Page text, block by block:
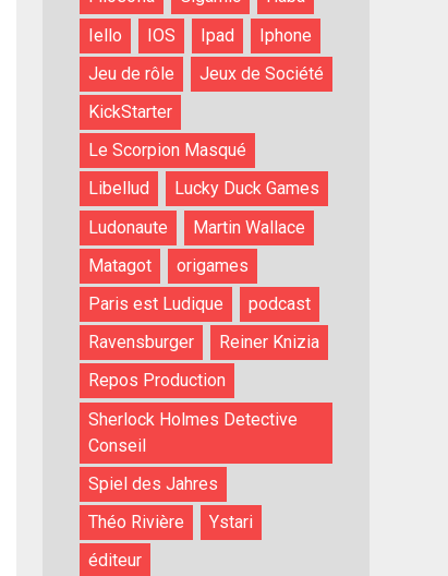
Iello
IOS Ipad
Iphone
Jeu de rôle
Jeux de Société
KickStarter
Le Scorpion Masqué
Libellud
Lucky Duck Games
Ludonaute
Martin Wallace
Matagot
origames
Paris est Ludique
podcast
Ravensburger
Reiner Knizia
Repos Production
Sherlock Holmes Detective
Conseil
Spiel des Jahres
Théo Rivière
Ystari
éditeur